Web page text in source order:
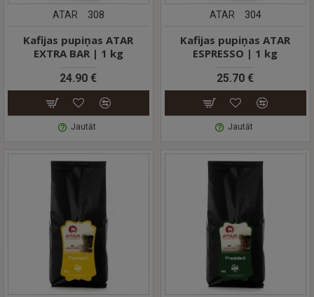
ATAR 308
Kafijas pupiņas ATAR
EXTRA BAR | 1 kg
24.90 €
Jautāt
ATAR 304
Kafijas pupiņas ATAR
ESPRESSO | 1 kg
25.70 €
Jautāt